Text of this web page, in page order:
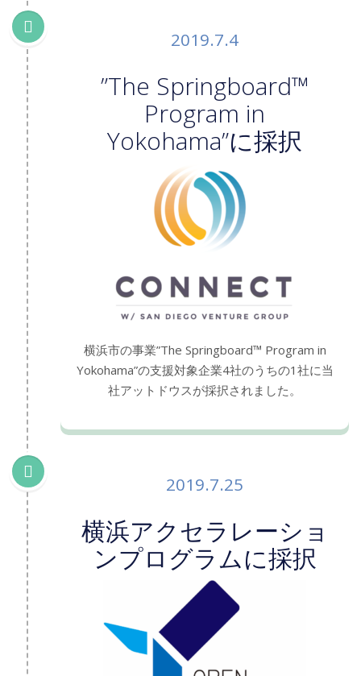
2019.7.4
”The Springboard™
Program in
Yokohama”に採択
横浜市の事業”The Springboard™ Program in
Yokohama”の支援対象企業4社のうちの1社に当
社アットドウスが採択されました。
2019.7.25
横浜アクセラレーショ
ンプログラムに採択